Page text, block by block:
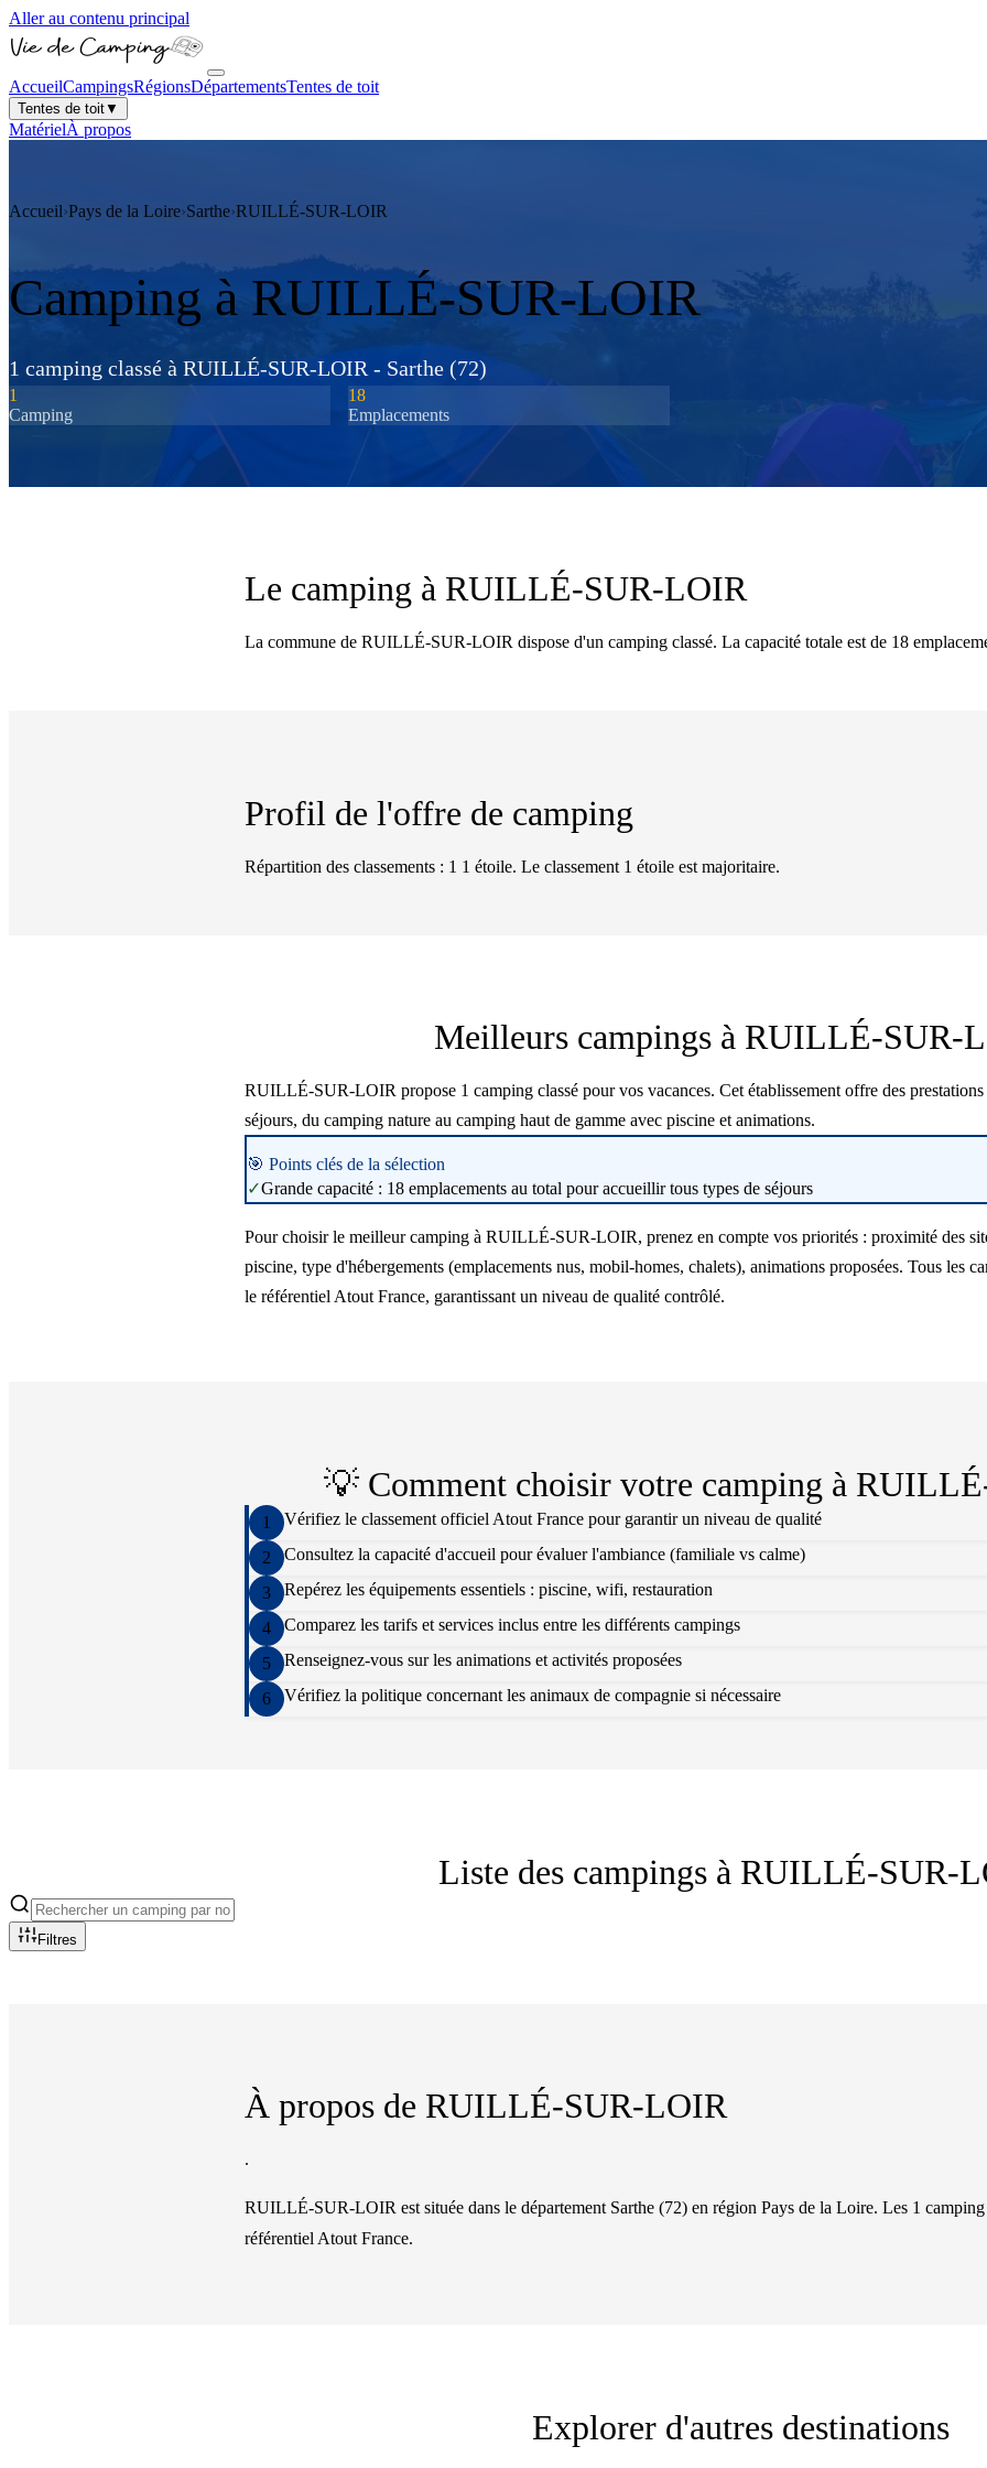
Aller au contenu principal
AccueilCampingsRégionsDépartementsTentes de toit
Tentes de toit▼
MatérielÀ propos
Accueil›Pays de la Loire›Sarthe›RUILLÉ-SUR-LOIR
Camping à RUILLÉ-SUR-LOIR
1 camping classé à RUILLÉ-SUR-LOIR - Sarthe (72)
1
Camping
18
Emplacements
Le camping à RUILLÉ-SUR-LOIR
La commune de RUILLÉ-SUR-LOIR dispose d'un camping classé. La capacité totale est de 18
Profil de l'offre de camping
Répartition des classements : 1 1 étoile. Le classement 1 étoile est majoritaire.
Meilleurs campings à RUILLÉ-SUR-
RUILLÉ-SUR-LOIR propose 1 camping classé pour vos vacances. Cet établissement offre des prestations
séjours, du camping nature au camping haut de gamme avec piscine et animations.
🎯 Points clés de la sélection
✓Grande capacité : 18 emplacements au total pour accueillir tous types de séjours
Pour choisir le meilleur camping à RUILLÉ-SUR-LOIR, prenez en compte vos priorités : proximité des
piscine, type d'hébergements (emplacements nus, mobil-homes, chalets), animations proposées. Tous les
le référentiel Atout France, garantissant un niveau de qualité contrôlé.
💡 Comment choisir votre camping à
1 Vérifiez le classement officiel Atout France pour garantir un niveau de qualité
2 Consultez la capacité d'accueil pour évaluer l'ambiance (familiale vs calme)
3 Repérez les équipements essentiels : piscine, wifi, restauration
4 Comparez les tarifs et services inclus entre les différents campings
5 Renseignez-vous sur les animations et activités proposées
6 Vérifiez la politique concernant les animaux de compagnie si nécessaire
Liste des campings à RUILLÉ-SUR-
Filtres
À propos de RUILLÉ-SUR-LOIR
.
RUILLÉ-SUR-LOIR est située dans le département Sarthe (72) en région Pays de la Loire. Les 1 camping
référentiel Atout France.
Explorer d'autres destinations